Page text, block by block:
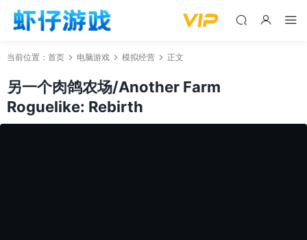
当前位置： 首页 电脑游戏 模拟经营 正文
另一个肉鸽农场/Another Farm
Roguelike: Rebirth